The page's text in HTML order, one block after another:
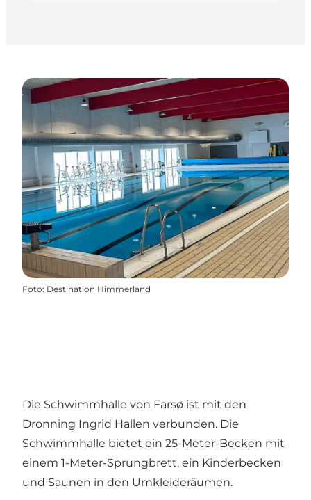
Foto: Destination Himmerland
Die Schwimmhalle von Farsø ist mit den
Dronning Ingrid Hallen verbunden. Die
Schwimmhalle bietet ein 25-Meter-Becken mit
einem 1-Meter-Sprungbrett, ein Kinderbecken
und Saunen in den Umkleideräumen.